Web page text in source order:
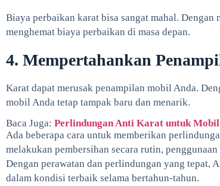
Biaya perbaikan karat bisa sangat mahal. Dengan
menghemat biaya perbaikan di masa depan.
4. Mempertahankan
Karat dapat merusak penampilan mobil Anda.
mobil Anda tetap tampak baru dan menarik.
Baca Juga: Perlindungan Anti Karat untuk
Ada beberapa cara untuk memberikan
melakukan pembersihan secara rutin,
Dengan perawatan dan perlindungan yang tepat,
dalam kondisi terbaik selama bertahun-tahun.